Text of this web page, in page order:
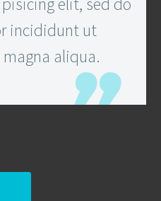
incididunt ut
aliqua.